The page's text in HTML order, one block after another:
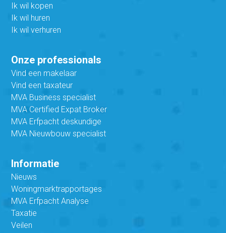
Ik wil kopen
Ik wil huren
Ik wil verhuren
Onze professionals
Vind een makelaar
Vind een taxateur
MVA Business specialist
MVA Certified Expat Broker
MVA Erfpacht deskundige
MVA Nieuwbouw specialist
Informatie
Nieuws
Woningmarktrapportages
MVA Erfpacht Analyse
Taxatie
Veilen